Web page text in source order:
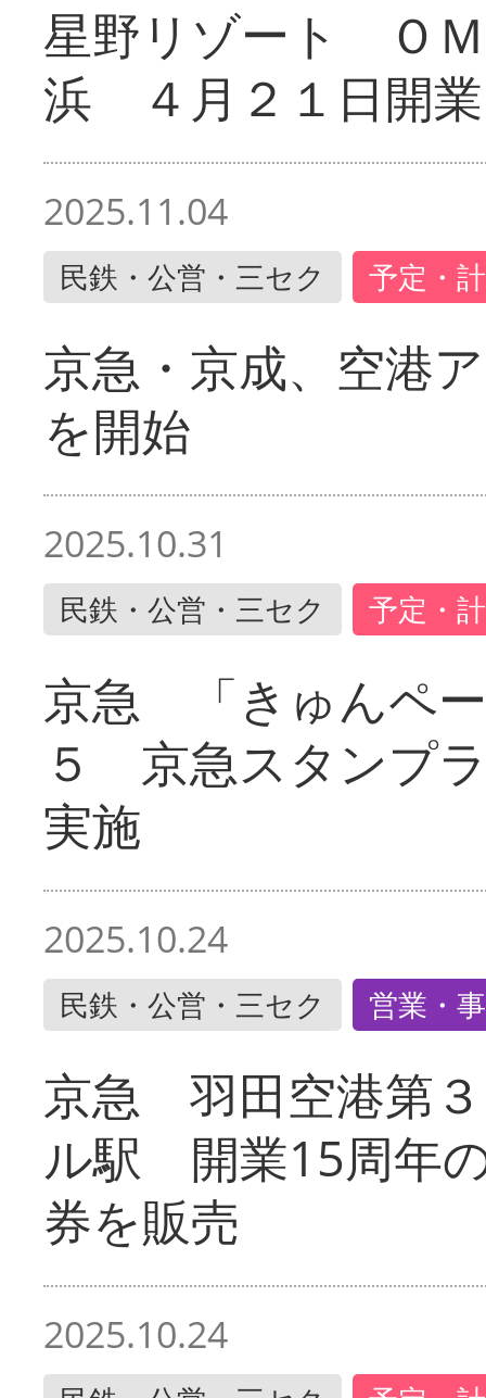
星野リゾート Ｏ
浜 ４月２１日開業
2025.11.04
民鉄・公営・三セク 予定・
京急・京成、空港
を開始
2025.10.31
民鉄・公営・三セク 予定・
京急 「きゅんペ
５ 京急スタンプ
実施
2025.10.24
民鉄・公営・三セク 営業・
京急 羽田空港第
ル駅 開業15周年
券を販売
2025.10.24